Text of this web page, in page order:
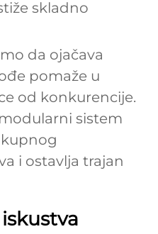
skladno
da ojačava
pomaže u
od konkurencije.
sistem
i ostavlja trajan